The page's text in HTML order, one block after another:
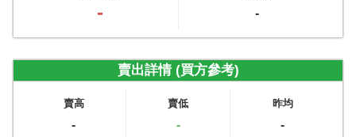
- -
賣出詳情 (買方參考)
賣高
-
賣低
-
昨均
-